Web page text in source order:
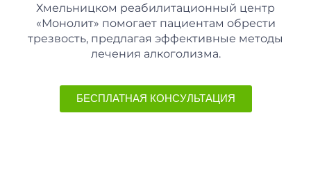
Хмельницком реабилитационный центр
«Монолит» помогает пациентам обрести
трезвость, предлагая эффективные методы
лечения алкоголизма.
БЕСПЛАТНАЯ КОНСУЛЬТАЦИЯ